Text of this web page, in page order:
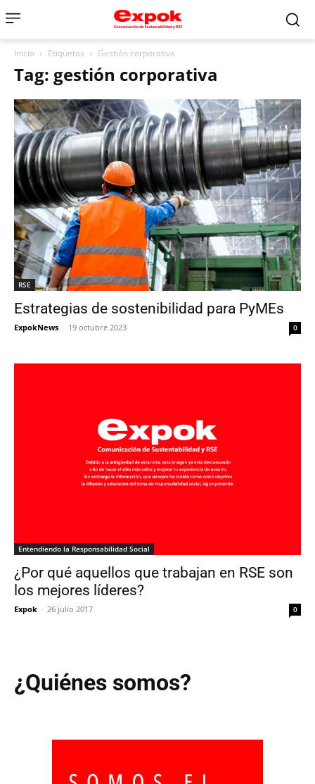
Inicio Etiquetas Gestión corporativa
Tag: gestión corporativa
RSE
Estrategias de sostenibilidad para PyMEs
ExpokNews - 19 octubre 2023 0
Entendiendo la Responsabilidad Social
¿Por qué aquellos que trabajan en RSE son
los mejores líderes?
Expok - 26 julio 2017 0
¿Quiénes somos?